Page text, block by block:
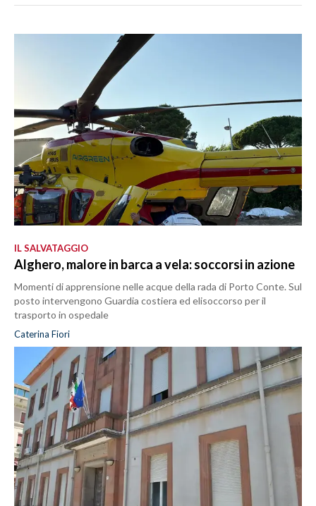
IL SALVATAGGIO
Alghero, malore in barca a vela: soccorsi in azione
Momenti di apprensione nelle acque della rada di Porto Conte. Sul
posto intervengono Guardia costiera ed elisoccorso per il
trasporto in ospedale
Caterina Fiori